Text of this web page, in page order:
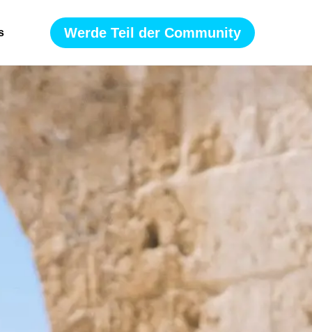
Werde Teil der Community